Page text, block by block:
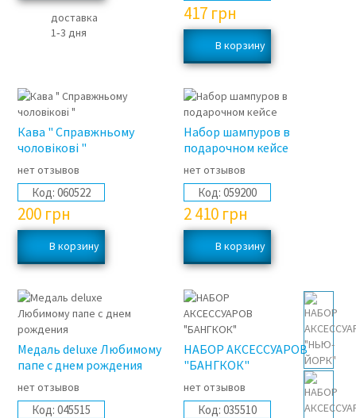
доставка
1‑3 дня
417 грн
Кава " Справжньому
чоловікові "
нет отзывов
Код: 060522
200 грн
Набор шампуров в
подарочном кейсе
нет отзывов
Код: 059200
2 410 грн
Медаль deluxe Любимому
папе с днем рождения
нет отзывов
Код: 045515
НАБОР АКСЕССУАРОВ
"БАНГКОК"
нет отзывов
Код: 035510